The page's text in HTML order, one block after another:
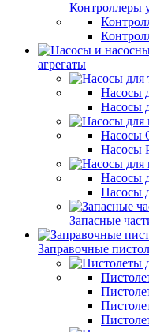
Контроллеры
агрегаты
Насосы
Насосы
Насосы
Насосы
Насосы
Насосы
Запасные
Заправочные